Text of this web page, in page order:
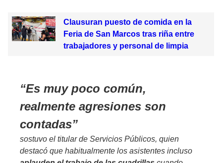
Clausuran puesto de comida en la
Feria de San Marcos tras riña entre
trabajadores y personal de limpia
Es muy poco común,
realmente agresiones son
contadas
sostuvo el titular de Servicios Públicos, quien
destacó que habitualmente los asistentes incluso